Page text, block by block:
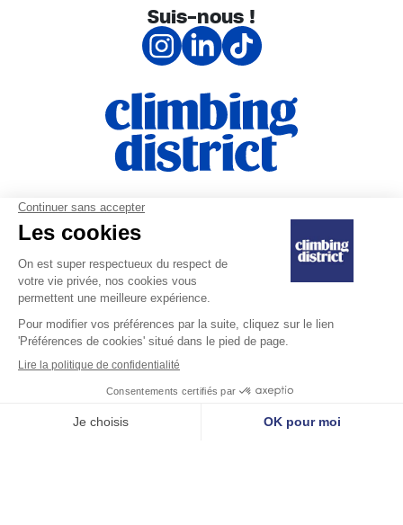
Suis-nous !
Règlement intérieur
confidentialité|Ventes et remboursements